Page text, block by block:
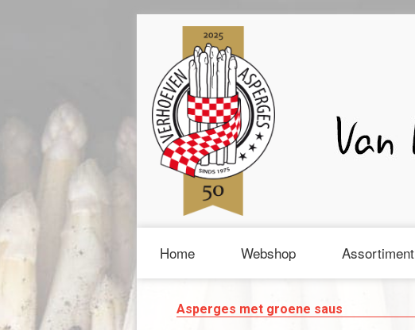
Home Webshop Assortiment
Asperges met groene saus